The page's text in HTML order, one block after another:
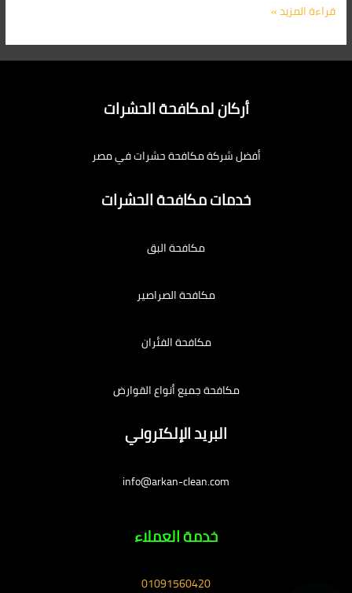
قراءة المزيد »
أركان لمكافحة الحشرات
أفضل شركة مكافحة حشرات في مصر
خدمات مكافحة الحشرات
مكافحة البق
مكافحة الصراصير
مكافحة الفئران
مكافحة جميع أنواع القوارض
البريد الإلكتروني
info@arkan-clean.com
خدمة العملاء
01091560420